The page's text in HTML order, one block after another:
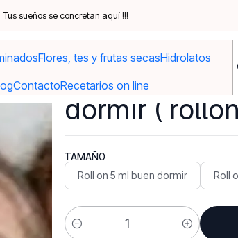
Flores, tes y frutas secasHidrolatos
ContactoRecetarios on line
Tus sueños se concretan aquí !!!
Aromaterapia spray y roll on Buen dormir (
|
dormir (
TAMAÑO
Roll on 5 ml buen dormir Roll
Quantity